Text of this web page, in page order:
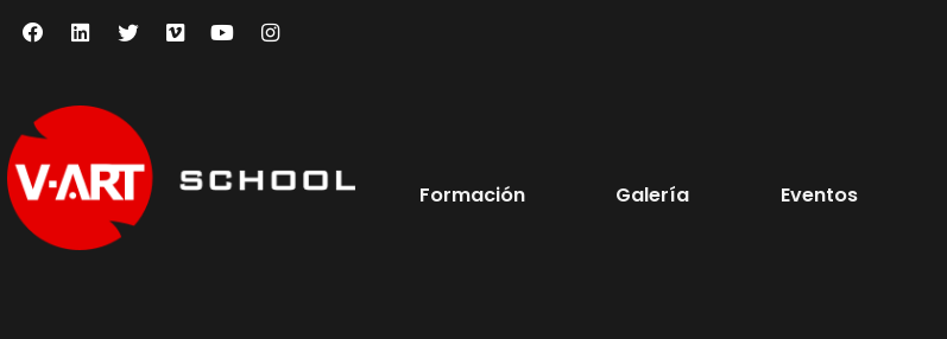
Formación Galería Eventos